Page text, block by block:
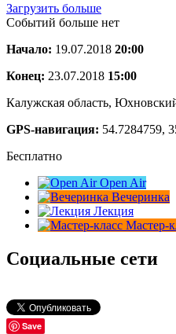
Загрузить больше
Событий больше нет
Начало: 19.07.2018 20:00
Конец: 23.07.2018 15:00
Калужская область,
GPS-навигация: 54.7284759,
Бесплатно
Open Air
Вечеринка
Лекция
Мастер-
Социальные сети
Save